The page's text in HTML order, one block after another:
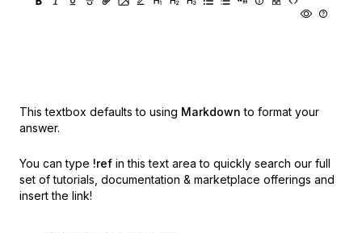
This textbox defaults to using Markdown to format your
answer.
You can type !ref in this text area to quickly search our full
set of tutorials, documentation & marketplace offerings and
insert the link!